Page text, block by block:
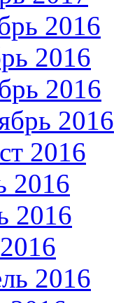
2016
2016
2016
2016
2016
2016
2016
2016